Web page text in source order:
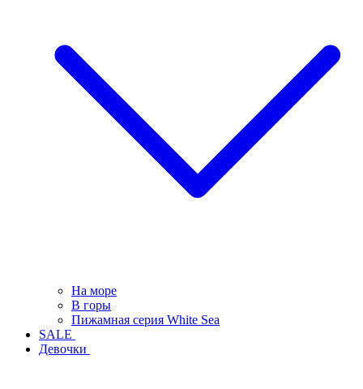
На море
В горы
Пижамная серия White Sea
SALE
Девочки